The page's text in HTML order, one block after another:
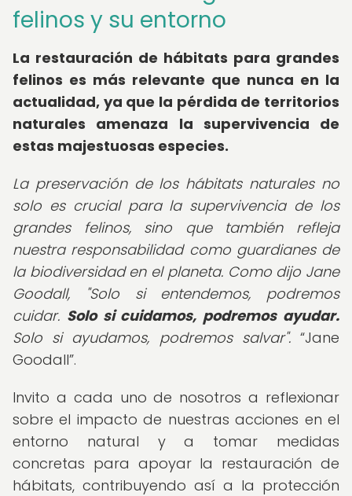
felinos y su entorno
La restauración de hábitats para grandes
felinos es más relevante que nunca en la
actualidad, ya que la pérdida de territorios
naturales amenaza la supervivencia de
estas majestuosas especies.
La preservación de los hábitats naturales no
solo es crucial para la supervivencia de los
grandes felinos, sino que también refleja
nuestra responsabilidad como guardianes de
la biodiversidad en el planeta. Como dijo Jane
Goodall, "Solo si entendemos, podremos
cuidar. Solo si cuidamos, podremos ayudar.
Solo si ayudamos, podremos salvar".
Jane
Goodall .
Invito a cada uno de nosotros a reflexionar
sobre el impacto de nuestras acciones en el
entorno natural y a tomar medidas
concretas para apoyar la restauración de
hábitats, contribuyendo así a la protección